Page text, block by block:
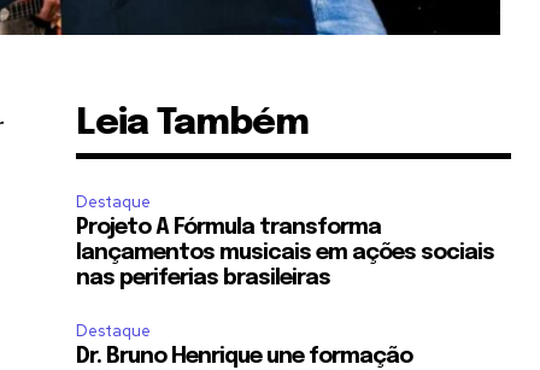
Leia Também
Destaque
Projeto A Fórmula transforma
lançamentos musicais em ações sociais
nas periferias brasileiras
Destaque
Dr. Bruno Henrique une formação